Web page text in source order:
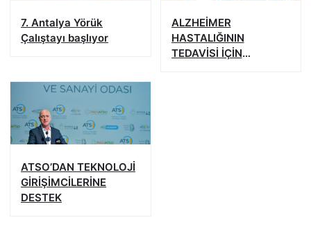
7. Antalya Yörük
Çalıştayı başlıyor
ALZHEİMER
HASTALIĞININ
TEDAVİSİ İÇİN
ATSO’DAN TEKNOLOJİ
GİRİŞİMCİLERİNE
DESTEK